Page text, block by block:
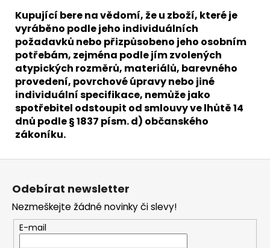
Kupující bere na vědomí, že u zboží, které je
vyráběno podle jeho individuálních
požadavků nebo přizpůsobeno jeho osobním
potřebám, zejména podle jím zvolených
atypických rozměrů, materiálů, barevného
provedení, povrchové úpravy nebo jiné
individuální specifikace, nemůže jako
spotřebitel odstoupit od smlouvy ve lhůtě 14
dnů podle § 1837 písm. d) občanského
zákoníku.
Z
Odebírat newsletter
Nezmeškejte žádné novinky či slevy!
E-mail